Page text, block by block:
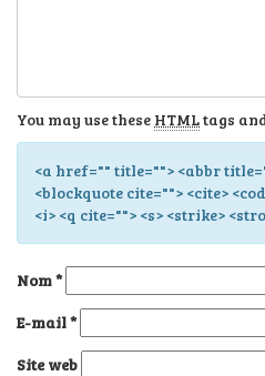
You may use these HTMLtags
<a href="" title=""> <abbr
<blockquote cite=""> <cite>
<i> <q cite=""> <s> <strike>
Nom*
E-mail*
Site web